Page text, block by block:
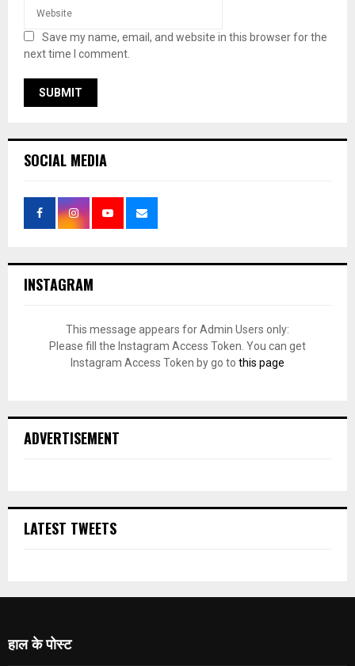
Save my name, email, and website in this browser for the
next time I comment.
SOCIAL MEDIA
INSTAGRAM
This message appears for Admin Users only:
Please fill the Instagram Access Token. You can get
Instagram Access Token by go to this page
ADVERTISEMENT
LATEST TWEETS
हाल के पोस्ट